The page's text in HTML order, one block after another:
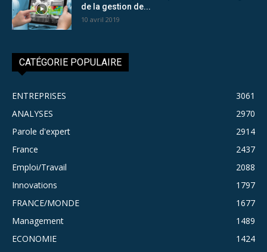
de la gestion de...
10 avril 2019
CATÉGORIE POPULAIRE
ENTREPRISES
3061
ANALYSES
2970
Parole d'expert
2914
France
2437
Emploi/Travail
2088
Innovations
1797
FRANCE/MONDE
1677
Management
1489
ECONOMIE
1424